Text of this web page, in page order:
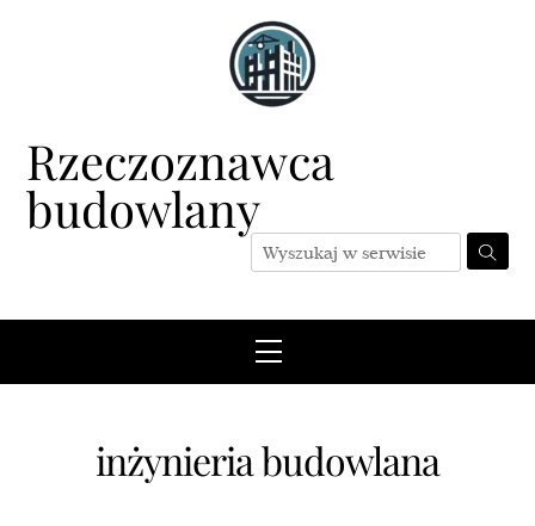
Rzeczoznawca
budowlany
Menu
inżynieria budowlana